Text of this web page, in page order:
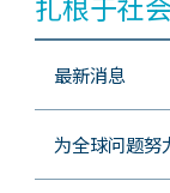
最新消息
为全球问题努